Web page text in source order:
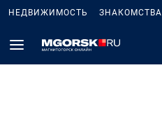
НЕДВИЖИМОСТЬ ЗНАКОМСТВА